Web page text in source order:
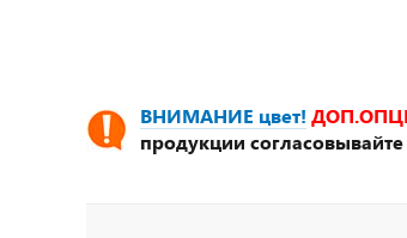
ВНИМАНИЕ цвет!
продукции